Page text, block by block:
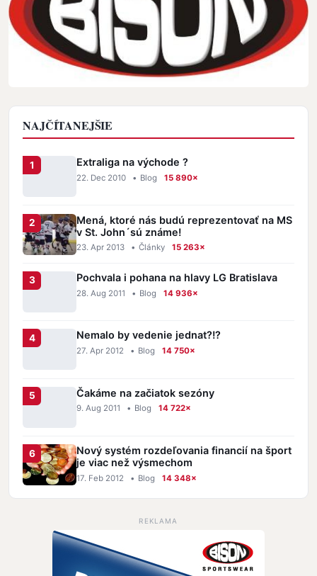
NAJČÍTANEJŠIE
Extraliga na východe ?
22. Dec 2010 • Blog 15 890×
Mená, ktoré nás budú reprezentovať na MS
v St. John´sú známe!
23. Apr 2013 • Články 15 263×
Pochvala i pohana na hlavy LG Bratislava
28. Aug 2011 • Blog 14 936×
Nemalo by vedenie jednat?!?
27. Apr 2012 • Blog 14 750×
Čakáme na začiatok sezóny
9. Aug 2011 • Blog 14 722×
Nový systém rozdeľovania financií na šport
je viac než výsmechom
17. Feb 2012 • Blog 14 348×
REKLAMA